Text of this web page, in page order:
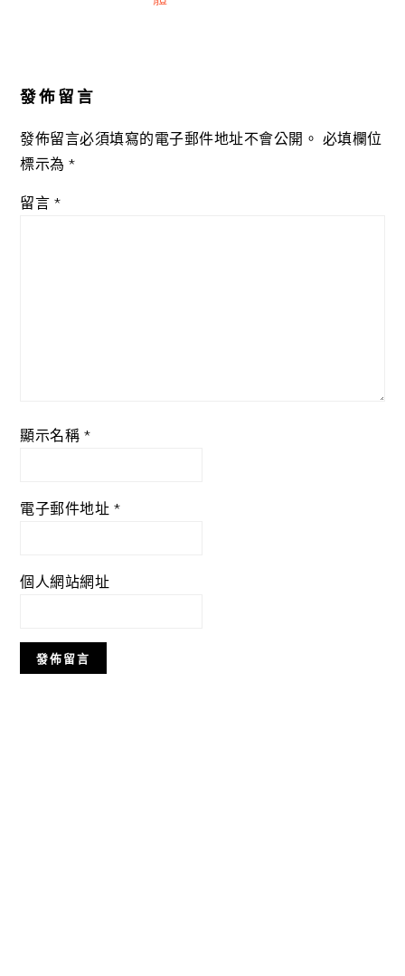
發佈留言
發佈留言必須填寫的電子郵件地址不會公開。 必填欄位
標示為*
留言 *
顯示名稱 *
電子郵件地址 *
個人網站網址